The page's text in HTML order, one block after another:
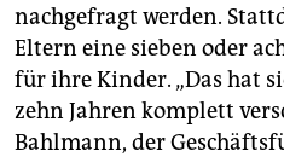
nachgefragt werden.
Eltern eine sieben oder
für ihre Kinder. „Das hat
zehn Jahren komplett
Bahlmann, der